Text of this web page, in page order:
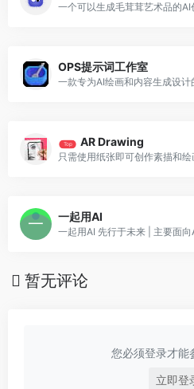
一个可以生成毛茸茸艺术品的AI
OPS提示词工作室
一款专为AI绘画和内容生成设
Top AR Drawing
只需使用纸张即可创作素描和绘
一起用AI
暂无评论
您必须登录才能
立即登